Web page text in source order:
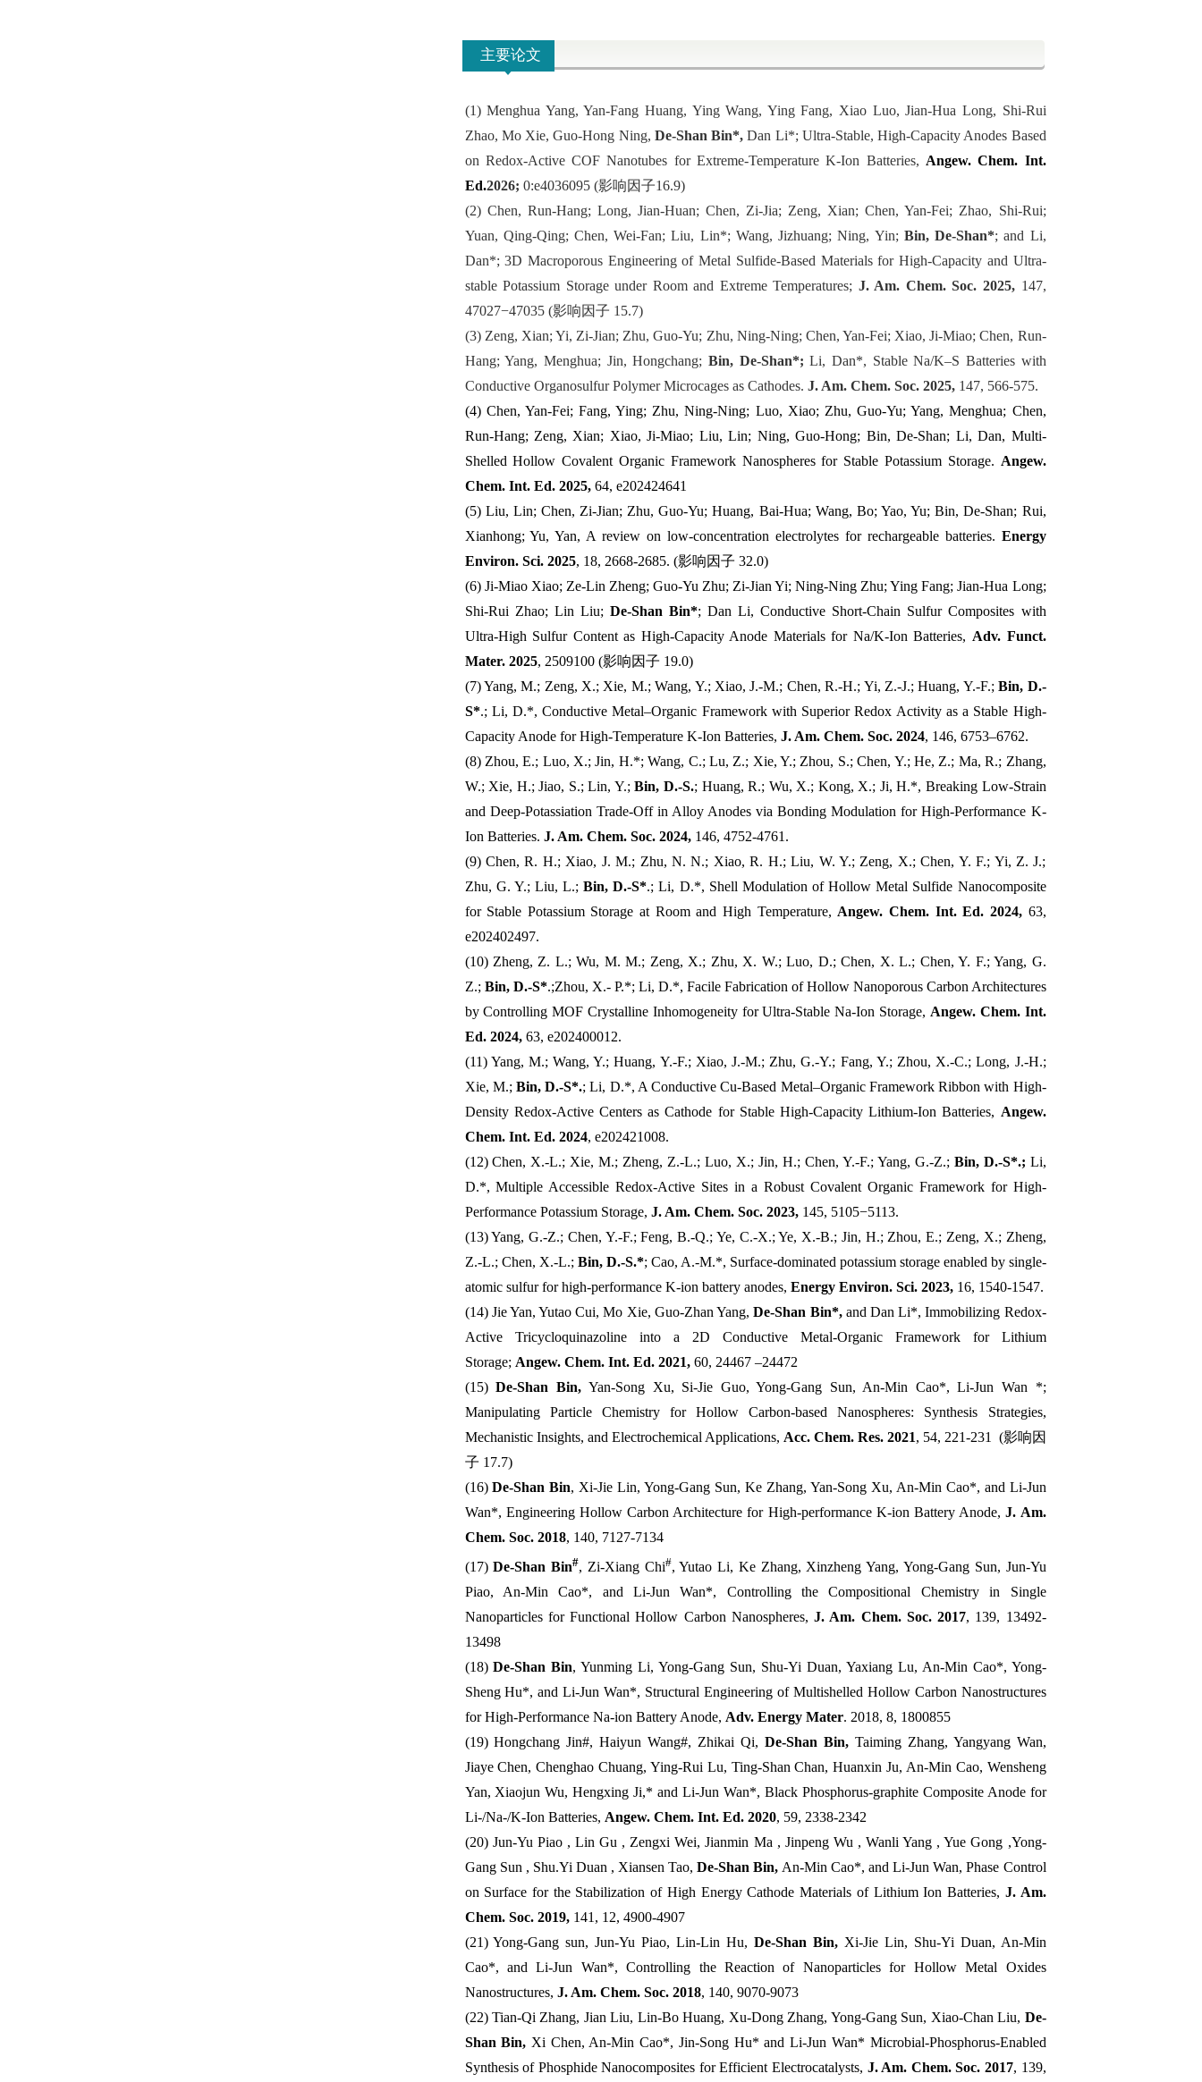
主要论文
(1) Menghua Yang, Yan-Fang Huang, Ying Wang, Ying Fang, Xiao Luo, Jian-Hua Long, Shi-Rui
Zhao, Mo Xie, Guo-Hong Ning, De-Shan Bin*, Dan Li*; Ultra-Stable, High-Capacity Anodes Based
on Redox-Active COF Nanotubes for Extreme-Temperature K-Ion Batteries, Angew. Chem. Int.
Ed.2026; 0:e4036095 (影响因子16.9)
(2) Chen, Run-Hang; Long, Jian-Huan; Chen, Zi-Jia; Zeng, Xian; Chen, Yan-Fei; Zhao, Shi-Rui;
Yuan, Qing-Qing; Chen, Wei-Fan; Liu, Lin*; Wang, Jizhuang; Ning, Yin; Bin, De-Shan*; and Li,
Dan*; 3D Macroporous Engineering of Metal Sulfide-Based Materials for High-Capacity and Ultra-
stable Potassium Storage under Room and Extreme Temperatures; J. Am. Chem. Soc. 2025, 147,
47027−47035 (影响因子 15.7)
(3) Zeng, Xian; Yi, Zi-Jian; Zhu, Guo-Yu; Zhu, Ning-Ning; Chen, Yan-Fei; Xiao, Ji-Miao; Chen, Run-
Hang; Yang, Menghua; Jin, Hongchang; Bin, De-Shan*; Li, Dan*, Stable Na/K–S Batteries with
Conductive Organosulfur Polymer Microcages as Cathodes. J. Am. Chem. Soc. 2025, 147, 566-575.
(4) Chen, Yan‐Fei; Fang, Ying; Zhu, Ning‐Ning; Luo, Xiao; Zhu, Guo‐Yu; Yang, Menghua; Chen,
Run‐Hang; Zeng, Xian; Xiao, Ji‐Miao; Liu, Lin; Ning, Guo‐Hong; Bin, De‐Shan; Li, Dan, Multi‐
Shelled Hollow Covalent Organic Framework Nanospheres for Stable Potassium Storage. Angew.
Chem. Int. Ed. 2025,64, e202424641
(5) Liu, Lin; Chen, Zi-Jian; Zhu, Guo-Yu; Huang, Bai-Hua; Wang, Bo; Yao, Yu; Bin, De-Shan; Rui,
Xianhong; Yu, Yan, A review on low-concentration electrolytes for rechargeable batteries. Energy
Environ. Sci. 2025, 18, 2668-2685. (影响因子 32.0)
(6) Ji-Miao Xiao; Ze-Lin Zheng; Guo-Yu Zhu; Zi-Jian Yi; Ning-Ning Zhu; Ying Fang; Jian-Hua Long;
Shi-Rui Zhao; Lin Liu; De-Shan Bin*; Dan Li, Conductive Short-Chain Sulfur Composites with
Ultra-High Sulfur Content as High-Capacity Anode Materials for Na/K-Ion Batteries, Adv. Funct.
Mater. 2025, 2509100 (影响因子 19.0)
(7) Yang, M.; Zeng, X.; Xie, M.; Wang, Y.; Xiao, J.-M.; Chen, R.-H.; Yi, Z.-J.; Huang, Y.-F.;Bin, D.-
S*.; Li, D.*, Conductive Metal–Organic Framework with Superior Redox Activity as a Stable High-
Capacity Anode for High-Temperature K-Ion Batteries, J. Am. Chem. Soc. 2024, 146, 6753–6762.
(8) Zhou, E.; Luo, X.; Jin, H.*; Wang, C.; Lu, Z.; Xie, Y.; Zhou, S.; Chen, Y.; He, Z.; Ma, R.; Zhang,
W.; Xie, H.; Jiao, S.; Lin, Y.;Bin, D.-S.; Huang, R.; Wu, X.; Kong, X.; Ji, H.*, Breaking Low-Strain
and Deep-Potassiation Trade-Off in Alloy Anodes via Bonding Modulation for High-Performance K-
Ion Batteries. J. Am. Chem. Soc. 2024,146, 4752-4761.
(9) Chen, R. H.; Xiao, J. M.; Zhu, N. N.; Xiao, R. H.; Liu, W. Y.; Zeng, X.; Chen, Y. F.; Yi, Z. J.;
Zhu, G. Y.; Liu, L.;Bin, D.-S*.; Li, D.*, Shell Modulation of Hollow Metal Sulfide Nanocomposite
for Stable Potassium Storage at Room and High Temperature, Angew. Chem. Int. Ed. 2024,63,
e202402497.
(10) Zheng, Z. L.; Wu, M. M.; Zeng, X.; Zhu, X. W.; Luo, D.; Chen, X. L.; Chen, Y. F.; Yang, G.
Z.; Bin, D.-S*.;Zhou, X.- P.*; Li, D.*, Facile Fabrication of Hollow Nanoporous Carbon Architectures
by Controlling MOF Crystalline Inhomogeneity for Ultra‐Stable Na‐Ion Storage, Angew. Chem. Int.
Ed. 2024,63, e202400012.
(11) Yang, M.; Wang, Y.; Huang, Y.-F.; Xiao, J.-M.; Zhu, G.-Y.; Fang, Y.; Zhou, X.-C.; Long, J.-H.;
Xie, M.; Bin, D.-S*.; Li, D.*, A Conductive Cu-Based Metal–Organic Framework Ribbon with High-
Density Redox-Active Centers as Cathode for Stable High-Capacity Lithium-Ion Batteries, Angew.
Chem. Int. Ed. 2024, e202421008.
(12) Chen, X.-L.; Xie, M.; Zheng, Z.-L.; Luo, X.; Jin, H.; Chen, Y.-F.; Yang, G.-Z.; Bin, D.-S*.; Li,
D.*, Multiple Accessible Redox-Active Sites in a Robust Covalent Organic Framework for High-
Performance Potassium Storage, J. Am. Chem. Soc. 2023,145, 5105−5113.
(13) Yang, G.-Z.; Chen, Y.-F.; Feng, B.-Q.; Ye, C.-X.; Ye, X.-B.; Jin, H.; Zhou, E.; Zeng, X.; Zheng,
Z.-L.; Chen, X.-L.; Bin, D.-S.*; Cao, A.-M.*, Surface-dominated potassium storage enabled by single-
atomic sulfur for high-performance K-ion battery anodes, Energy Environ. Sci. 2023,16, 1540-1547.
(14) Jie Yan, Yutao Cui, Mo Xie, Guo-Zhan Yang,De-Shan Bin*,and Dan Li*, Immobilizing Redox-
Active Tricycloquinazoline into a 2D Conductive Metal-Organic Framework for Lithium
Storage; Angew. Chem. Int. Ed. 2021,60, 24467 –24472
(15)De-Shan Bin,Yan-Song Xu, Si-Jie Guo, Yong-Gang Sun, An-Min Cao*, Li-Jun Wan *;
Manipulating Particle Chemistry for Hollow Carbon-based Nanospheres: Synthesis Strategies,
Mechanistic Insights, and Electrochemical Applications, Acc. Chem. Res. 2021, 54, 221-231 (影响因
子 17.7)
(16)De-Shan Bin, Xi-Jie Lin, Yong-Gang Sun, Ke Zhang, Yan-Song Xu, An-Min Cao*, and Li-Jun
Wan*, Engineering Hollow Carbon Architecture for High-performance K-ion Battery Anode, J. Am.
Chem. Soc. 2018, 140, 7127-7134
(17)De-Shan Bin#, Zi-Xiang Chi#, Yutao Li, Ke Zhang, Xinzheng Yang, Yong-Gang Sun, Jun-Yu
Piao, An-Min Cao*, and Li-Jun Wan*, Controlling the Compositional Chemistry in Single
Nanoparticles for Functional Hollow Carbon Nanospheres, J. Am. Chem. Soc. 2017, 139, 13492-
13498
(18)De-Shan Bin, Yunming Li, Yong-Gang Sun, Shu-Yi Duan, Yaxiang Lu, An-Min Cao*, Yong-
Sheng Hu*, and Li-Jun Wan*, Structural Engineering of Multishelled Hollow Carbon Nanostructures
for High-Performance Na-ion Battery Anode, Adv. Energy Mater. 2018, 8, 1800855
(19) Hongchang Jin#, Haiyun Wang#, Zhikai Qi, De-Shan Bin,Taiming Zhang, Yangyang Wan,
Jiaye Chen, Chenghao Chuang, Ying-Rui Lu, Ting-Shan Chan, Huanxin Ju, An-Min Cao, Wensheng
Yan, Xiaojun Wu, Hengxing Ji,* and Li-Jun Wan*, Black Phosphorus-graphite Composite Anode for
Li-/Na-/K-Ion Batteries, Angew. Chem. Int. Ed. 2020, 59, 2338-2342
(20) Jun-Yu Piao , Lin Gu , Zengxi Wei, Jianmin Ma , Jinpeng Wu , Wanli Yang , Yue Gong ,Yong-
Gang Sun , Shu.Yi Duan , Xiansen Tao, De-Shan Bin, An-Min Cao*, and Li-Jun Wan, Phase Control
on Surface for the Stabilization of High Energy Cathode Materials of Lithium Ion Batteries, J. Am.
Chem. Soc. 2019,141, 12, 4900-4907
(21) Yong-Gang sun, Jun-Yu Piao, Lin-Lin Hu, De-Shan Bin, Xi-Jie Lin, Shu-Yi Duan, An-Min
Cao*, and Li-Jun Wan*, Controlling the Reaction of Nanoparticles for Hollow Metal Oxides
Nanostructures, J. Am. Chem. Soc. 2018, 140, 9070-9073
(22) Tian-Qi Zhang, Jian Liu, Lin-Bo Huang, Xu-Dong Zhang, Yong-Gang Sun, Xiao-Chan Liu, De-
Shan Bin, Xi Chen, An-Min Cao*, Jin-Song Hu* and Li-Jun Wan* Microbial-Phosphorus-Enabled
Synthesis of Phosphide Nanocomposites for Efficient Electrocatalysts, J. Am. Chem. Soc. 2017, 139,